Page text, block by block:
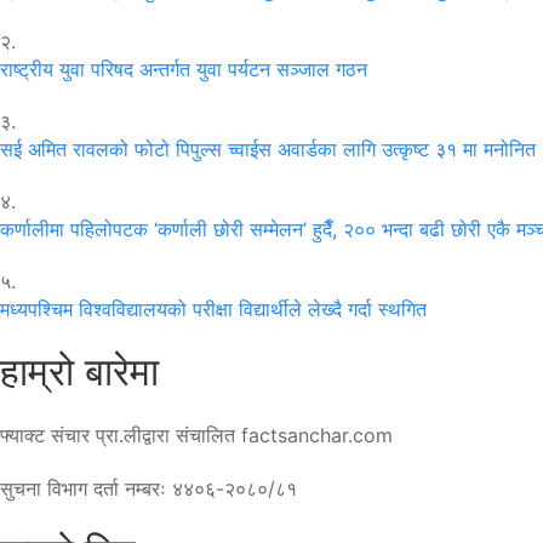
२.
राष्ट्रीय युवा परिषद अन्तर्गत युवा पर्यटन सञ्जाल गठन
३.
सई अमित रावलको फोटो पिपुल्स च्वाईस अवार्डका लागि उत्कृष्ट ३१ मा मनोनित
४.
कर्णालीमा पहिलोपटक ‘कर्णाली छोरी सम्मेलन’ हुदैँ, २०० भन्दा बढी छोरी एकै
५.
मध्यपश्चिम विश्वविद्यालयको परीक्षा विद्यार्थीले लेख्दै गर्दा स्थगित
हाम्रो बारेमा
फ्याक्ट संचार प्रा.लीद्वारा संचालित factsanchar.com
सुचना विभाग दर्ता नम्बरः ४४०६-२०८०/८१